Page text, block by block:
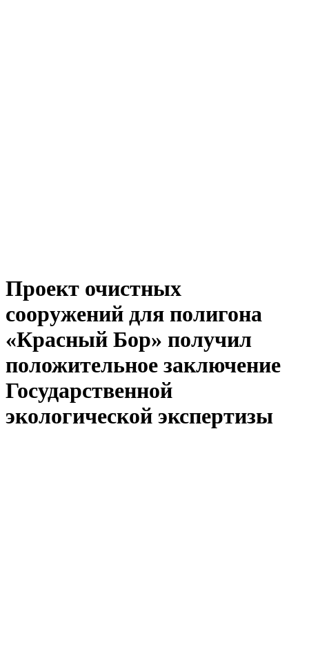
Проект очистных
сооружений для полигона
«Красный Бор» получил
положительное заключение
Государственной
экологической экспертизы